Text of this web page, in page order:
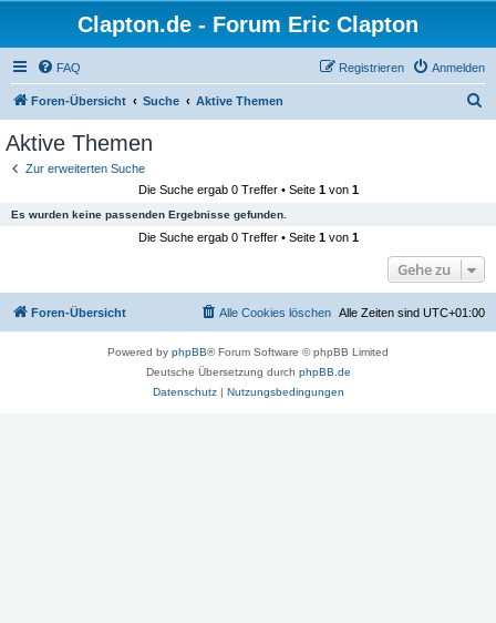
Clapton.de - Forum Eric Clapton
FAQ Anmelden
Registrieren
Foren-Übersicht Suche Aktive Themen
Aktive Themen
Zur erweiterten Suche
Die Suche ergab 0 Treffer • Seite 1von 1
Es wurden keine passenden Ergebnisse gefunden.
Die Suche ergab 0 Treffer • Seite 1von 1
Gehe zu
Foren-Übersicht Alle Zeiten sind UTC+01:00
Alle Cookies löschen
Powered by phpBB® Forum Software © phpBB Limited
Deutsche Übersetzung durch phpBB.de
Datenschutz| Nutzungsbedingungen